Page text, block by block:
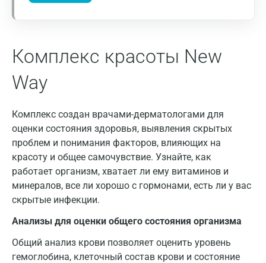
Комплекс красоты New
Way
Комплекс создан врачами-дерматологами для
оценки состояния здоровья, выявления скрытых
проблем и понимания факторов, влияющих на
красоту и общее самочувствие. Узнайте, как
работает организм, хватает ли ему витаминов и
минералов, все ли хорошо с гормонами, есть ли у вас
скрытые инфекции.
Анализы для оценки общего состояния организма
Общий анализ крови позволяет оценить уровень
гемоглобина, клеточный состав крови и состояние
Ижевск
Йошкар-Ола
Калининград
Калуга
Кемерово
Ковров
Коломна
Королев
Кострома
Котельники